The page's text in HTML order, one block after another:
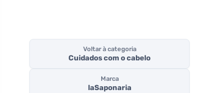
Voltar à categoria
Cuidados com o cabelo
Marca
laSaponaria